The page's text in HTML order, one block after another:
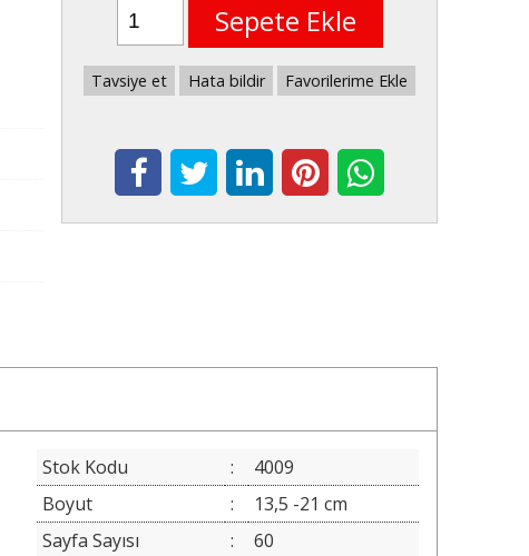
Sepete Ekle
Tavsiye et Hata bildir Favorilerime Ekle
Stok Kodu :
4009
Boyut
:
13,5 -21 cm
Sayfa Sayısı
:
60